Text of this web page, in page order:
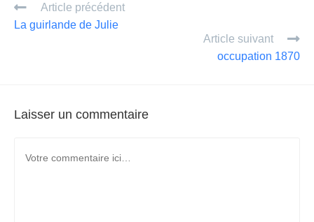
er
Article précédent
La guirlande de Julie
Article suivant
occupation 1870
Laisser un commentaire